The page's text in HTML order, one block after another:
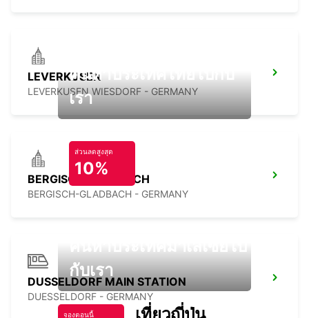
LEVERKUSEN
LEVERKUSEN WIESDORF - GERMANY
BERGISCH GLADBACH
BERGISCH-GLADBACH - GERMANY
DUSSELDORF MAIN STATION
DUESSELDORF - GERMANY
ค้นหาประเทศไทยไปกับ
เรา
ส่วนลดสูงสุด
10%
กับเรา
จองตอนนี้